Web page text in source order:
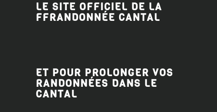
LE SITE OFFICIEL DE LA
FFRANDONNÉE CANTAL
ET POUR PROLONGER VOS
RANDONNÉES DANS LE
CANTAL